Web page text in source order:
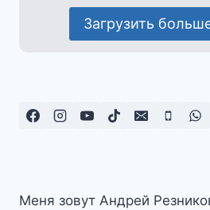
Загрузить
Меня зовут Андрей